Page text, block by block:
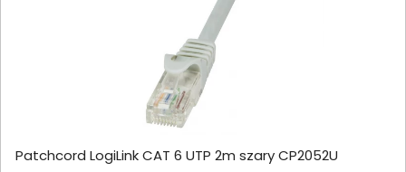
Patchcord LogiLink CAT 6 UTP 2m szary CP2052U